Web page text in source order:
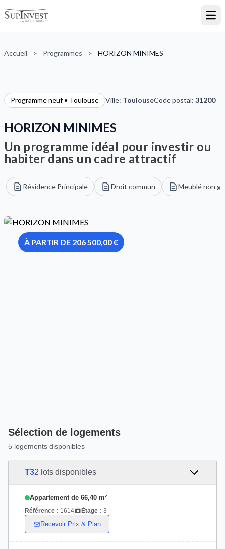
Accueil > Programmes > HORIZON MINIMES
Programme neuf • Toulouse Ville: ToulouseCode postal: 31200
HORIZON MINIMES
Un programme idéal pour investir ou
habiter dans un cadre attractif
Résidence Principale Droit commun Meublé non
À PARTIR DE 206 500,00 €
Sélection de logements
5 logements disponibles
T32 lots disponibles
Appartement de 66,40 m²
Référence : 1614 Étage : 3
Recevoir Prix & Plan